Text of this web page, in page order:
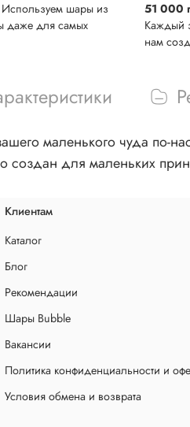
шары из
даже для самых
51 000
Каждый
нам
маленького чуда
создан для маленьких
Клиентам
Каталог
Блог
Рекомендации
Шары Bubble
Вакансии
Политика конфиденциальности и
Условия обмена и возврата